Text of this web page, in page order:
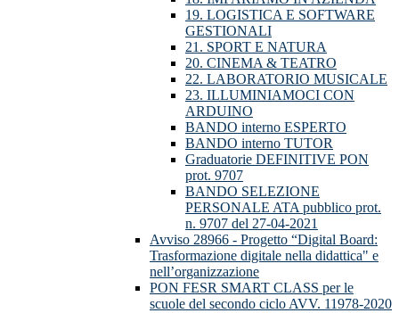
19. LOGISTICA E SOFTWARE
GESTIONALI
21. SPORT E NATURA
20. CINEMA & TEATRO
22. LABORATORIO MUSICALE
23. ILLUMINIAMOCI CON
ARDUINO
BANDO interno ESPERTO
BANDO interno TUTOR
Graduatorie DEFINITIVE PON
prot. 9707
BANDO SELEZIONE
PERSONALE ATA pubblico prot.
n. 9707 del 27-04-2021
Avviso 28966 - Progetto “Digital Board:
Trasformazione digitale nella didattica" e
nell’organizzazione
PON FESR SMART CLASS per le
scuole del secondo ciclo AVV. 11978-2020